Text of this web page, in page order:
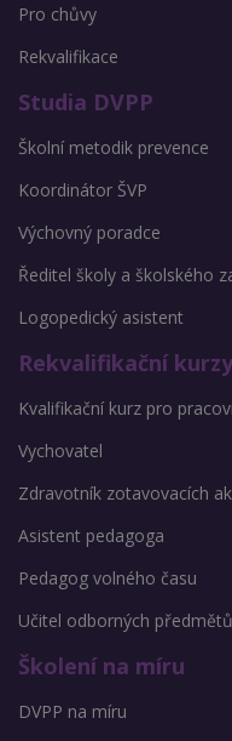
Pro chůvy
Rekvalifikace
Studia DVPP
Školní metodik prevence
Koordinátor ŠVP
Výchovný poradce
Ředitel školy a školského
Logopedický asistent
Rekvalifikační kurzy
Kvalifikační kurz pro
Vychovatel
Zdravotník zotavovacích
Asistent pedagoga
Pedagog volného času
Učitel odborných
Školení na míru
DVPP na míru